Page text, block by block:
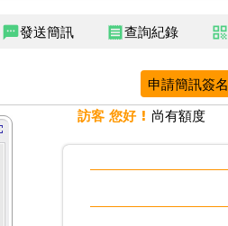
sms發送簡訊 receipt 查詢紀錄 qr_code
申請簡訊簽名
訪客 您好 ! 尚有額度